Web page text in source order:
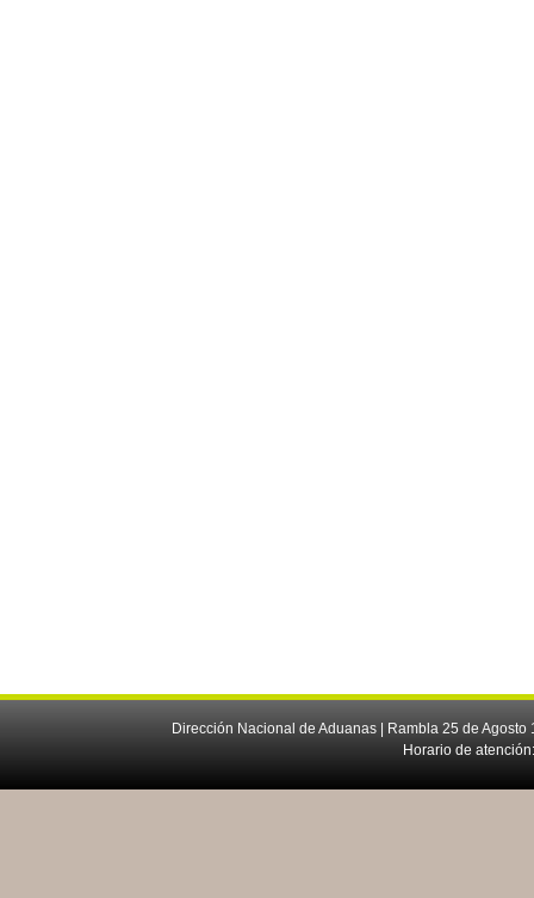
Dirección Nacional de Aduanas | Rambla 25 de
Horario de